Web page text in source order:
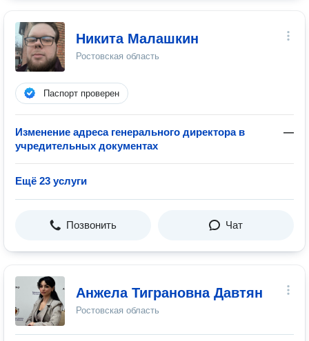
Никита Малашкин
Ростовская область
Паспорт проверен
Изменение адреса генерального директора в
учредительных документах
—
Ещё 23 услуги
Позвонить Чат
Анжела Тиграновна Давтян
Ростовская область